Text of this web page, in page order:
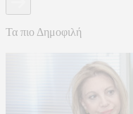
Τα πιο Δημοφιλή